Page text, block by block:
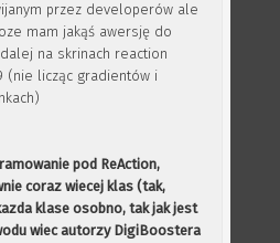
przez developerów ale
mam jakąś awersję do
na skrinach reaction
(nie licząc gradientów i
pod ReAction,
coraz wiecej klas (tak,
klase osobno, tak jak jest
wiec autorzy DigiBoostera